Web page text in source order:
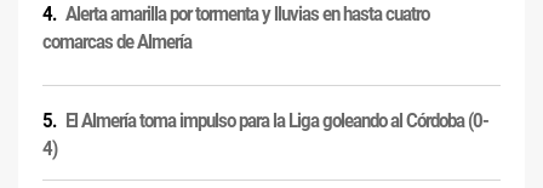
Alerta amarilla por tormenta y lluvias en hasta cuatro
comarcas de Almería
El Almería toma impulso para la Liga goleando al Córdoba (0-
4)